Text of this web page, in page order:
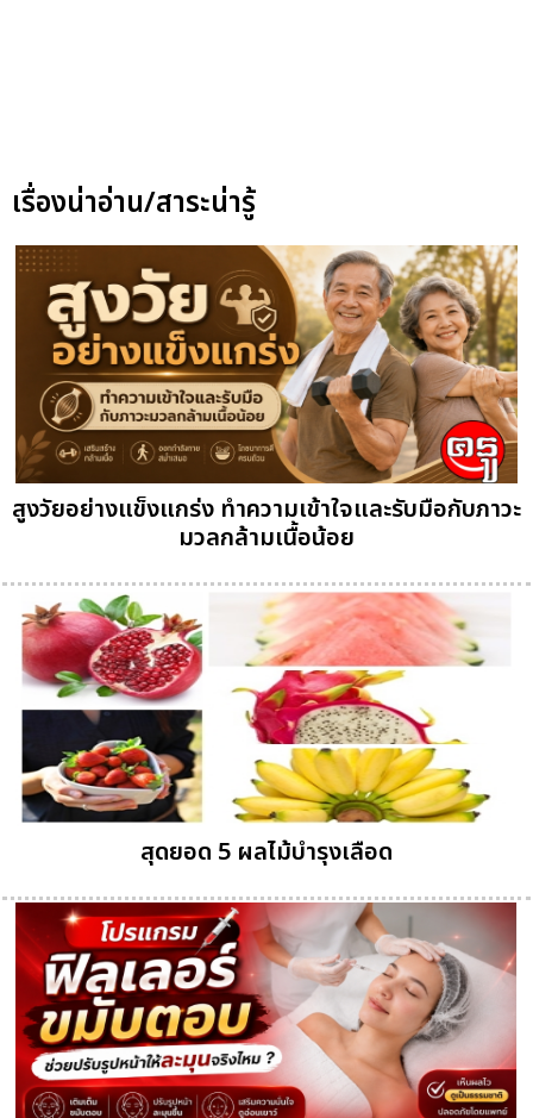
เรื่องน่าอ่าน/สาระน่ารู้
สูงวัยอย่างแข็งแกร่ง ทำความเข้าใจและรับมือกับภาวะ
มวลกล้ามเนื้อน้อย
สุดยอด 5 ผลไม้บำรุงเลือด